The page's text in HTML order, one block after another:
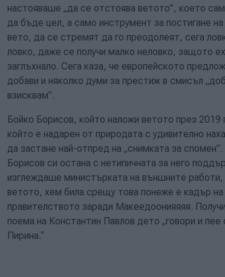
настояваше „да се отстоява ветото”, което
да бъде цел, а само инструмент за постигане
вето, да се стремят да го преодолеят, сега
ловко, даже се получи малко неловко, защото
заглъхнало. Сега каза, че европейското
добави и няколко думи за престиж в смисъл
взисквам”.
Бойко Борисов, който наложи ветото през 2019
който е надарен от природата с удивително
да застане най-отпред на „снимката за
Борисов си остана с нетипичната за него
изглеждаше министърката на външните
ветото, хем била срещу това понеже е кадър
правителството заради Макеедоонияяяя.
поема на Константин Павлов дето „говори и
Пирина.“